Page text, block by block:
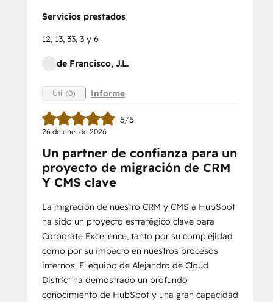
Servicios prestados
12, 13, 33, 3 y 6
de Francisco, J.L.
Útil (0) Informe
5/5
26 de ene. de 2026
Un partner de confianza para un
proyecto de migración de CRM
Y CMS clave
La migración de nuestro CRM y CMS a HubSpot
ha sido un proyecto estratégico clave para
Corporate Excellence, tanto por su complejidad
como por su impacto en nuestros procesos
internos. El equipo de Alejandro de Cloud
District ha demostrado un profundo
conocimiento de HubSpot y una gran capacidad